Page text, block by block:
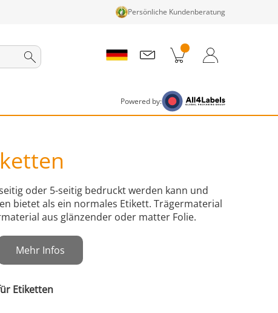
Persönliche Kundenberatung
Powered by:
oder 5-seitig bedruckt werden kann und
bietet als ein normales Etikett. Trägermaterial
aus glänzender oder matter Folie.
Mehr Infos
Etiketten